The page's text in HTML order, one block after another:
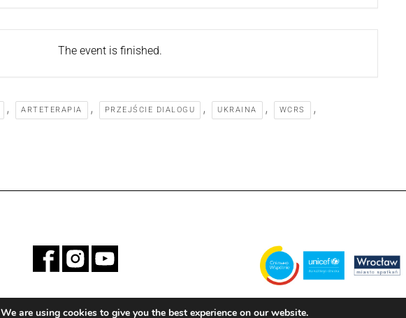
The event is finished.
, ARTETERAPIA , PRZEJŚCIE DIALOGU , UKRAINA , WCRS ,
партнерстві з Дитячим фондом
We are using cookies to give you the best experience on our website.